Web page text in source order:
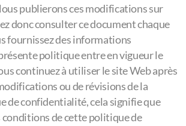
publierons ces modifications sur
donc consulter ce document chaque
fournissez des informations
politique entre en vigueur le
continuez à utiliser le site Web après
ou de révisions de la
de confidentialité, cela signifie que
conditions de cette politique de